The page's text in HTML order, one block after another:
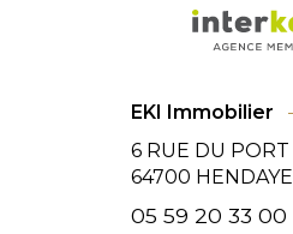
EKI Immobilier
6 RUE DU PORT
64700 HENDAYE
05 59 20 33 00